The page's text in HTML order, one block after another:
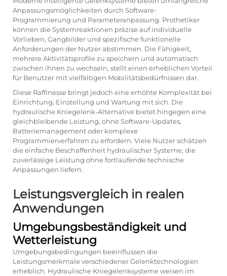
Anpassungsmöglichkeiten durch Software-
Programmierung und Parameteranpassung. Prothetiker
können die Systemreaktionen präzise auf individuelle
Vorlieben, Gangbilder und spezifische funktionelle
Anforderungen der Nutzer abstimmen. Die Fähigkeit,
mehrere Aktivitätsprofile zu speichern und automatisch
zwischen ihnen zu wechseln, stellt einen erheblichen Vorteil
für Benutzer mit vielfältigen Mobilitätsbedürfnissen dar.
Diese Raffinesse bringt jedoch eine erhöhte Komplexität bei
Einrichtung, Einstellung und Wartung mit sich. Die
hydraulische Kniegelenk-Alternative bietet hingegen eine
gleichbleibende Leistung, ohne Software-Updates,
Batteriemanagement oder komplexe
Programmierverfahren zu erfordern. Viele Nutzer schätzen
die einfache Beschaffenheit hydraulischer Systeme, die
zuverlässige Leistung ohne fortlaufende technische
Anpassungen liefern.
Leistungsvergleich in realen
Anwendungen
Umgebungsbeständigkeit und
Wetterleistung
Umgebungsbedingungen beeinflussen die
Leistungsmerkmale verschiedener Gelenktechnologien
erheblich. Hydraulische Kniegelenksysteme weisen im